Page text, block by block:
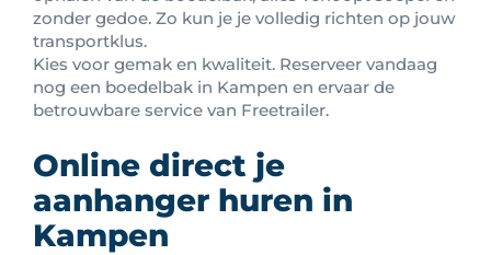
zonder gedoe. Zo kun je je volledig richten op jouw
transportklus.
Kies voor gemak en kwaliteit. Reserveer vandaag
nog een boedelbak in Kampen en ervaar de
betrouwbare service van Freetrailer.
Online direct je
aanhanger huren in
Kampen